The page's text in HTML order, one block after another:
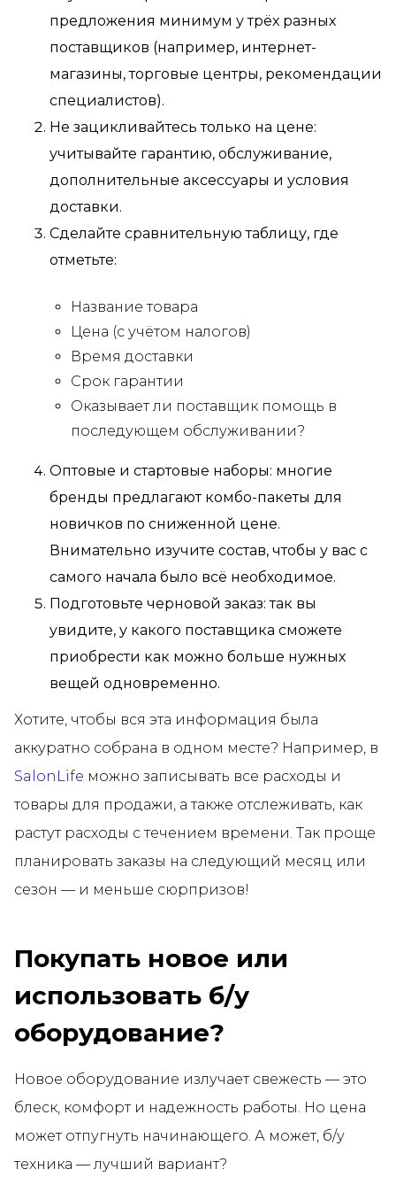
предложения минимум у трёх разных
поставщиков (например, интернет-
магазины, торговые центры, рекомендации
специалистов).
Не зацикливайтесь только на цене:
учитывайте гарантию, обслуживание,
дополнительные аксессуары и условия
доставки.
Сделайте сравнительную таблицу, где
отметьте:
Название товара
Цена (с учётом налогов)
Время доставки
Срок гарантии
Оказывает ли поставщик помощь в
последующем обслуживании?
Оптовые и стартовые наборы: многие
бренды предлагают комбо-пакеты для
новичков по сниженной цене.
Внимательно изучите состав, чтобы у вас с
самого начала было всё необходимое.
Подготовьте черновой заказ: так вы
увидите, у какого поставщика сможете
приобрести как можно больше нужных
вещей одновременно.
Хотите, чтобы вся эта информация была
аккуратно собрана в одном месте? Например, в
SalonLife можно записывать все расходы и
товары для продажи, а также отслеживать, как
растут расходы с течением времени. Так проще
планировать заказы на следующий месяц или
сезон — и меньше сюрпризов!
Покупать новое или
использовать б/у
оборудование?
Новое оборудование излучает свежесть — это
блеск, комфорт и надежность работы. Но цена
может отпугнуть начинающего. А может, б/у
техника — лучший вариант?